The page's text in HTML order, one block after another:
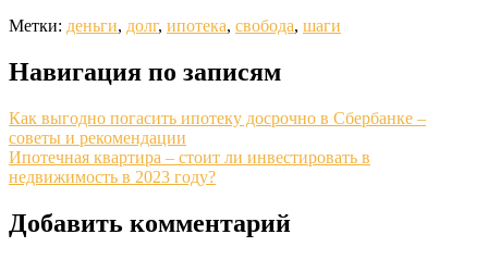
Метки: деньги, долг, ипотека, свобода, шаги
Навигация по записям
Как выгодно погасить ипотеку досрочно в Сбербанке –
советы и рекомендации
Ипотечная квартира – стоит ли инвестировать в
недвижимость в 2023 году?
Добавить комментарий